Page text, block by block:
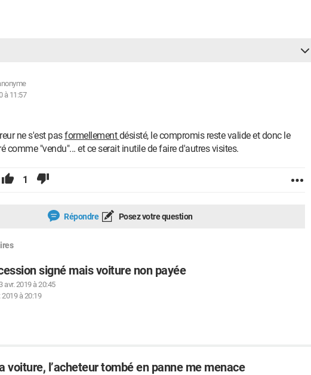
à 11:57
ne s'est pasformellementdésisté, le compromis reste valide et donc le
comme "vendu"... et ce serait inutile de faire d'autres visites.
1
Répondre Posez votre question
signé mais voiture non payée
3 avr. 2019 à 20:45
2019 à 20:19
voiture, l’acheteur tombé en panne me menace